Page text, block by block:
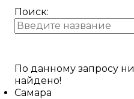
Поиск:
По данному запросу
найдено!
Самара